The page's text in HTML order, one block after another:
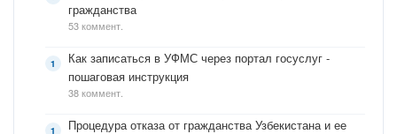
гражданства
53 коммент.
Как записаться в УФМС через портал госуслуг -
пошаговая инструкция
38 коммент.
Процедура отказа от гражданства Узбекистана и ее